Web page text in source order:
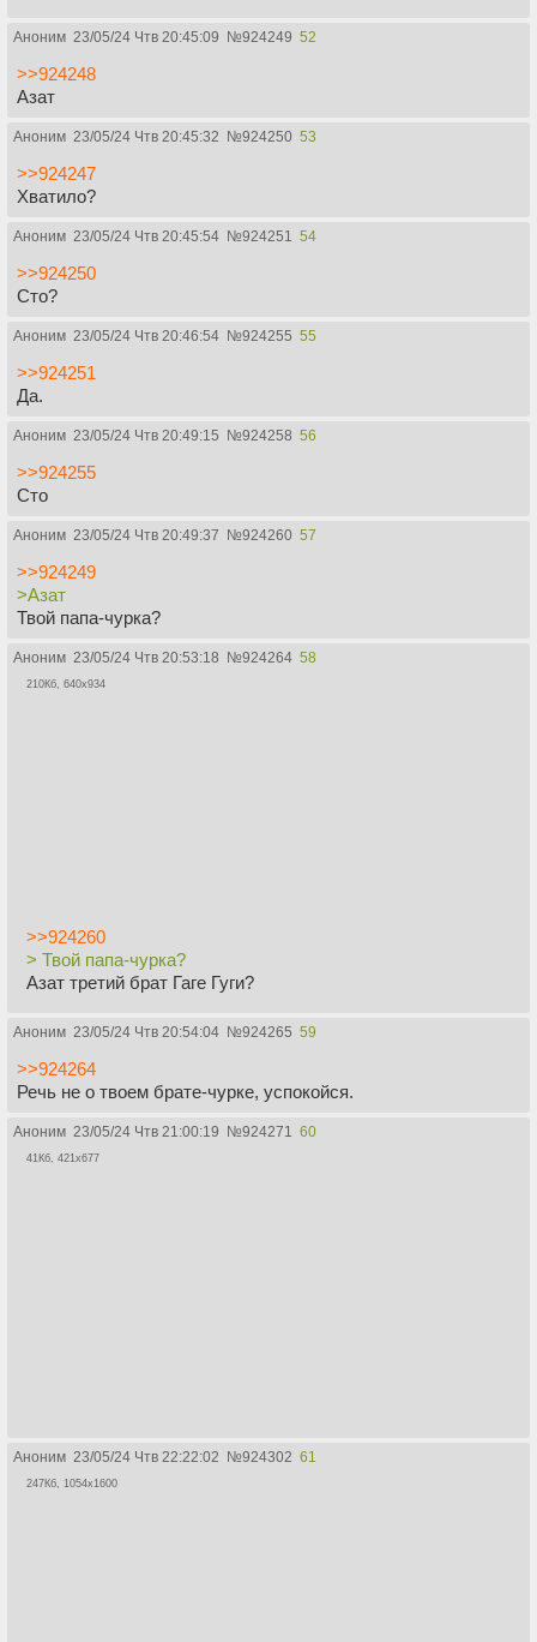
Аноним 23/05/24 Чтв 20:45:09 №924249 52
>>924248
Азат
Аноним 23/05/24 Чтв 20:45:32 №924250 53
>>924247
Хватило?
Аноним 23/05/24 Чтв 20:45:54 №924251 54
>>924250
Сто?
Аноним 23/05/24 Чтв 20:46:54 №924255 55
>>924251
Да.
Аноним 23/05/24 Чтв 20:49:15 №924258 56
>>924255
Сто
Аноним 23/05/24 Чтв 20:49:37 №924260 57
>>924249
>Азат
Твой папа-чурка?
Аноним 23/05/24 Чтв 20:53:18 №924264 58
210Кб, 640x934
>>924260
> Твой папа-чурка?
Азат третий брат Гаге Гуги?
Аноним 23/05/24 Чтв 20:54:04 №924265 59
>>924264
Речь не о твоем брате-чурке, успокойся.
Аноним 23/05/24 Чтв 21:00:19 №924271 60
41Кб, 421x677
Аноним 23/05/24 Чтв 22:22:02 №924302 61
247Кб, 1054x1600